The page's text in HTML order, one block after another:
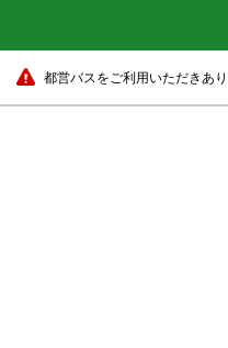
都営バスをご利用いただきあ